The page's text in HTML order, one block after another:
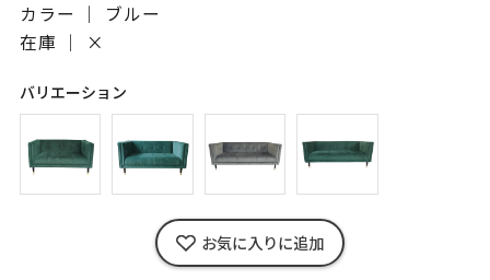
カラー ｜ ブルー
在庫 ｜
×
バリエーション
お気に入りに追加